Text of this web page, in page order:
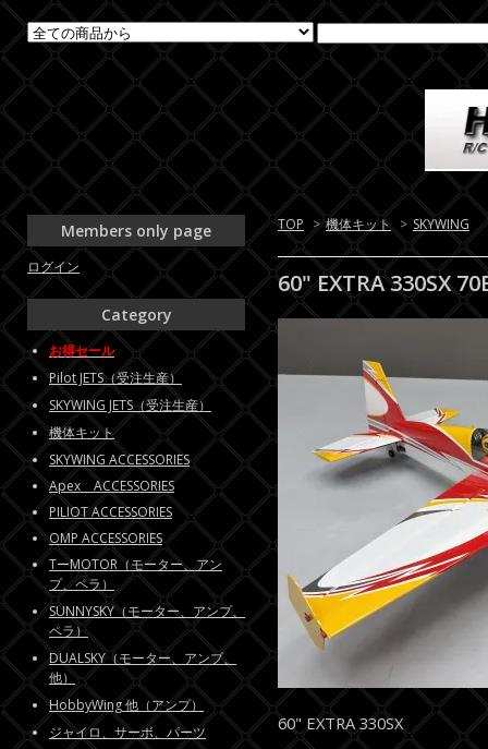
TOP > 機体キット > SKYWING
60" EXTRA 330SX
60" EXTRA 330SX
Members only page
ログイン
Category
お得セール
Pilot JETS（受注生産）
SKYWING JETS（受注生産）
機体キット
SKYWING ACCESSORIES
Apex ACCESSORIES
PILIOT ACCESSORIES
OMP ACCESSORIES
TーMOTOR（モーター、アン
プ、ペラ）
SUNNYSKY（モーター、アンプ、
ペラ）
DUALSKY（モーター、アンプ、
他）
HobbyWing 他（アンプ）
ジャイロ、サーボ、パーツ